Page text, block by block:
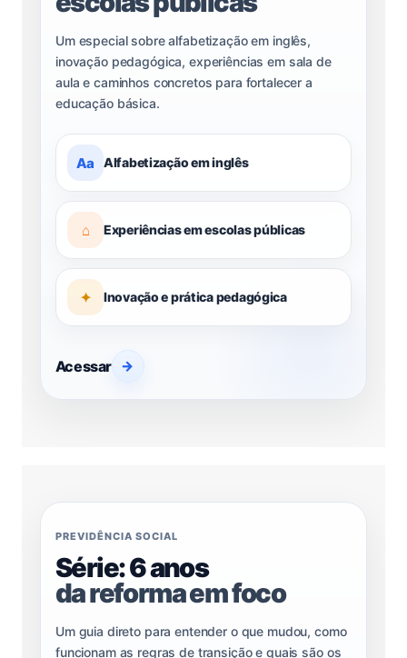
Um especial sobre alfabetização em inglês,
inovação pedagógica, experiências em sala de
aula e caminhos concretos para fortalecer a
educação básica.
Aa Alfabetização em inglês
⌂ Experiências em escolas públicas
✦ Inovação e prática pedagógica
Acessar →
PREVIDÊNCIA SOCIAL
Série: 6 anos
da reforma em foco
Um guia direto para entender o que mudou, como
funcionam as regras de transição e quais são os